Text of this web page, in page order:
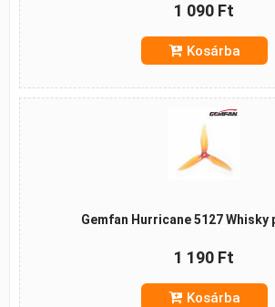
1 090 Ft
Kosárba
Gemfan Hurricane 5127 Whisky
1 190 Ft
Kosárba